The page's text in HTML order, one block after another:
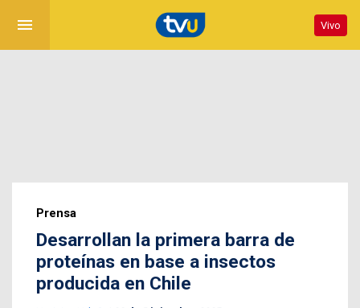
menu Vivo
Prensa
Desarrollan la primera barra de
proteínas en base a insectos
producida en Chile